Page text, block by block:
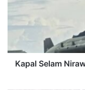
Kapal Selam